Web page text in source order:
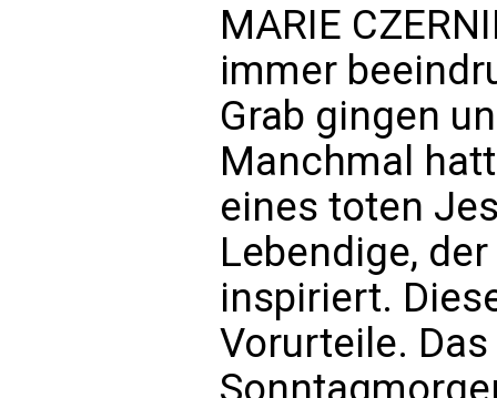
MARIE
immer
Grab gingen
Manchmal
eines toten
Lebendige,
inspiriert.
Vorurteile.